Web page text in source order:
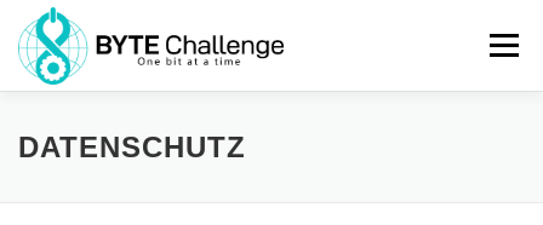
Inhalt
springen
Menü
KURSE ÜBER BYTE
DATENSCHUTZ